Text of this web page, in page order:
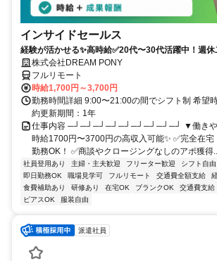
インサイドセールス
経験が活かせる✨高時給✅20代〜30代活躍中！週休
株式会社DREAM PONY
フルリモート
時給1,700円～3,700円
勤務時間詳細 9:00〜21:00の間でシフト制 希望
約更新期間：1年
仕事内容 ─┘─┘─┘─┘─┘─┘─┘─┘─┘ ▼働きや
時給1700円〜3700円の高収入可能✨ ✅完全在宅
勤務OK！ ✅商談やクロージングなしのアポ獲得...
社員登用あり 主婦・主夫歓迎 フリーター歓迎 シフト自由
即日勤務OK
職場見学可 フルリモート 交通費全額支給
食費補助あり
研修あり 在宅OK ブランクOK 交通費支給
ピアスOK
服装自由
派遣社員